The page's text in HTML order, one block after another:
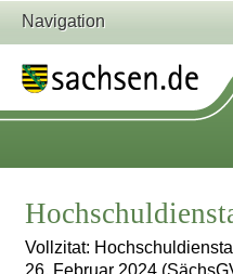
Navigation
Vollzitat: